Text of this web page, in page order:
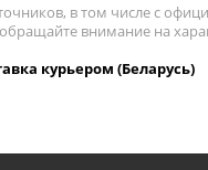
в том числе с
внимание на
курьером (Беларусь)